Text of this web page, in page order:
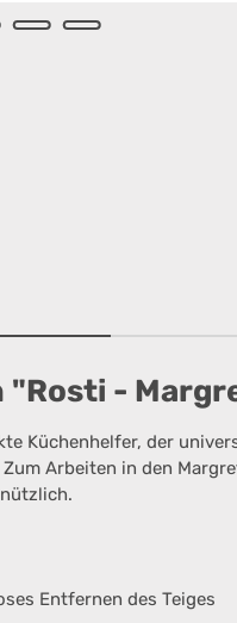
-
Küchenhelfer, der
Arbeiten in den
Entfernen des Teiges